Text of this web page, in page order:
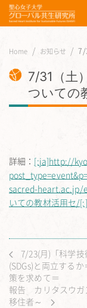
Home お知らせ 7/
7/31（土
ついての
詳細： [:ja]http://
sacred-heart.ac.jp/
いての教材活用セ/[:]
7/23(月)「科学
(SDGs)と両立する
策を求めて＝
報告 カリタスウガ
移住者～